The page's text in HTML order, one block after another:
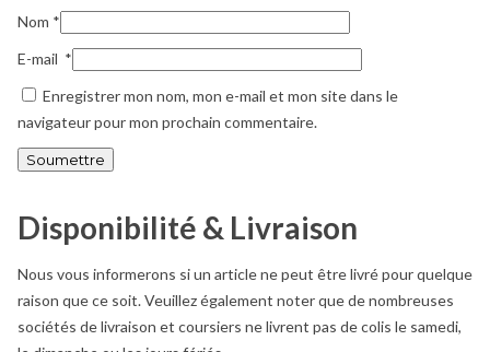
Nom *
E-mail *
Enregistrer mon nom, mon e-mail et mon site dans le
navigateur pour mon prochain commentaire.
Disponibilité & Livraison
Nous vous informerons si un article ne peut être livré pour quelque
raison que ce soit. Veuillez également noter que de nombreuses
sociétés de livraison et coursiers ne livrent pas de colis le samedi,